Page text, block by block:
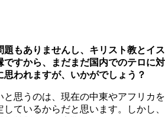
もありませんし、キリスト教とイス
ですから、まだまだ国内でのテロに対
われますが、いかがでしょう？
思うのは、現在の中東やアフリカを
ているからだと思います。しかし、